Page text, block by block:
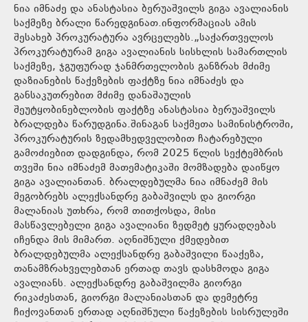
ნია იმნაძე და ანასტასია ბერუაშვილს გიგა ავალიანის
საქმეზე ბრალი წარედგინათ.ინფორმაციას ამის
შესახებ პროკურატურა ავრცელებს.„საქართველოს
პროკურატურამ გიგა ავალიანის სისხლის სამართლის
საქმეზე, ჯგუფურად ჯანმრთელობის განზრახ მძიმე
დაზიანების წაქეზების ფაქტზე ნია იმნაძეს და
განსაკუთრებით მძიმე დანაშაულის
შეუტყობინებლობის ფაქტზე ანასტასია ბერუაშვილს
ბრალდება წარუდგინა.შინაგან საქმეთა სამინისტროში,
პროკურატურის ზედამხედველობით ჩატარებული
გამოძიებით დადგინდა, რომ 2025 წლის სექტემბრის
თვეში ნია იმნაძემ მათემატიკაში მომზადება დაიწყო
გიგა ავალიანთან. ბრალდებულმა ნია იმნაძემ მის
მეგობრებს ალექსანდრე გაბაშვილს და გიორგი
მალანიას უთხრა, რომ თითქოსდა, მისი
მასწავლებელი გიგა ავალიანი ზედმეტ ყურადღებას
იჩენდა მის მიმართ. აღნიშნული ქმედებით
ბრალდებულმა ალექსანდრე გაბაშვილი წააქეზა,
თანამზრახველებთან ერთად თავს დასხმოდა გიგა
ავალიანს. ალექსანდრე გაბაშვილმა გიორგი
რიკაძესთან, გიორგი მალანიასთან და დემეტრე
ჩიქოვანთან ერთად აღნიშნული წაქეზების სისრულეში